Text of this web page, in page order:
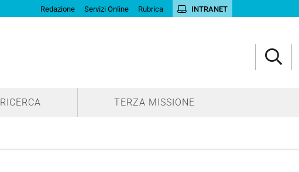
Redazione Servizi Online Rubrica INTRANET
RICERCA TERZA MISSIONE